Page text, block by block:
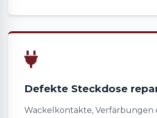
Defekte Steckdose
Wackelkontakte, Verfärbungen